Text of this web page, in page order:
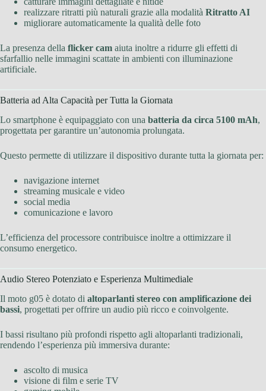
realizzare ritratti più naturali grazie alla modalità Ritratto AI
migliorare automaticamente la qualità delle foto
La presenza della flicker cam aiuta inoltre a ridurre gli effetti di
sfarfallio nelle immagini scattate in ambienti con illuminazione
artificiale.
Batteria ad Alta Capacità per Tutta la Giornata
Lo smartphone è equipaggiato con una batteria da circa 5100 mAh,
progettata per garantire un’autonomia prolungata.
Questo permette di utilizzare il dispositivo durante tutta la giornata per:
navigazione internet
streaming musicale e video
social media
comunicazione e lavoro
L’efficienza del processore contribuisce inoltre a ottimizzare il
consumo energetico.
Audio Stereo Potenziato e Esperienza Multimediale
Il moto g05 è dotato di altoparlanti stereo con amplificazione dei
bassi, progettati per offrire un audio più ricco e coinvolgente.
I bassi risultano più profondi rispetto agli altoparlanti tradizionali,
rendendo l’esperienza più immersiva durante:
ascolto di musica
visione di film e serie TV